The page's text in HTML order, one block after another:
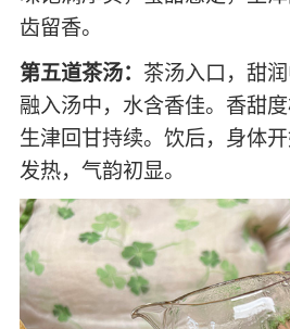
齿留香。
第五道茶汤： 茶汤入口，甜
融入汤中，水含香佳。香甜度
生津回甘持续。饮后，身体
发热，气韵初显。